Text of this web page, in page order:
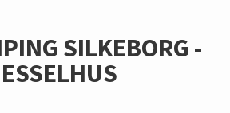
SILKEBORG -